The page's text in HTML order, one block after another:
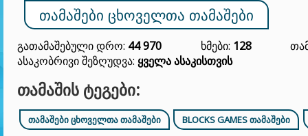
ᲗᲐᲛᲐᲨᲔᲑᲘ ᲪᲮᲝᲕᲔᲚᲗᲐ ᲗᲐᲛᲐᲨᲔᲑᲘ
Გათამაშებული Დრო: 44 970 Ხმები: 128
Ასაკობრივი Შეზღუდვა: Ყველა Ასაკისთვის
ᲗᲐᲛᲐᲨᲘᲡ ᲢᲔᲒᲔᲑᲘ:
ᲗᲐᲛᲐᲨᲔᲑᲘ ᲪᲮᲝᲕᲔᲚᲗᲐ ᲗᲐᲛᲐᲨᲔᲑᲘ BLOCKS GAMES ᲗᲐᲛᲐᲨᲔᲑᲘ